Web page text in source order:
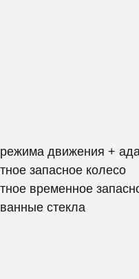
движения +
запасное колесо
временное
стекла